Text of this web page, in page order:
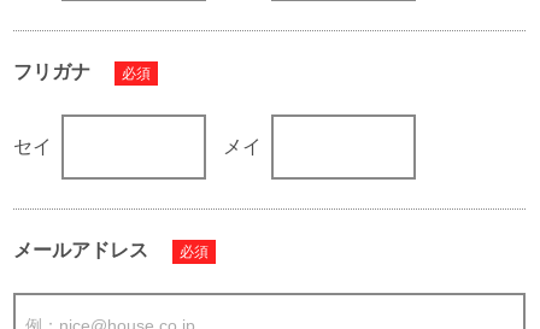
フリガナ 必須
セイ メイ
メールアドレス 必須